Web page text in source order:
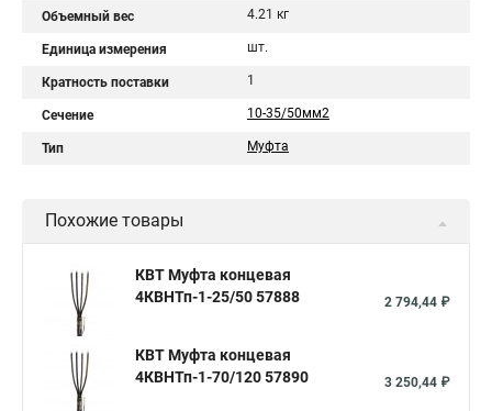
Объемный вес 4.21 кг
Единица измерения шт.
Кратность поставки 1
Сечение 10-35/50мм2
Тип Муфта
Похожие товары
КВТ Муфта концевая
4КВНТп-1-25/50 57888
2 794,44 ₽
КВТ Муфта концевая
4КВНТп-1-70/120 57890
3 250,44 ₽